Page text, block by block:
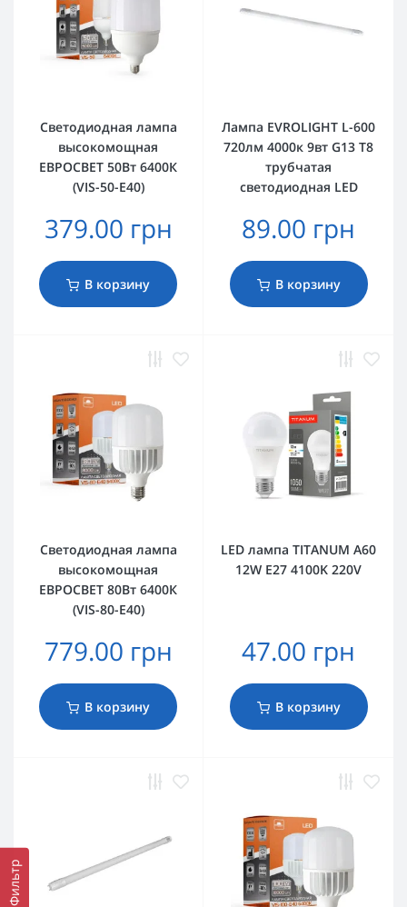
Фильтр
Светодиодная лампа
высокомощная
ЕВРОСВЕТ 50Вт 6400К
(VIS-50-E40)
379.00 грн
В корзину
Лампа EVROLIGHT L-600
720лм 4000к 9вт G13 T8
трубчатая
светодиодная LED
89.00 грн
В корзину
Светодиодная лампа
высокомощная
ЕВРОСВЕТ 80Вт 6400К
(VIS-80-E40)
779.00 грн
В корзину
LED лампа TITANUM A60
12W E27 4100K 220V
47.00 грн
В корзину